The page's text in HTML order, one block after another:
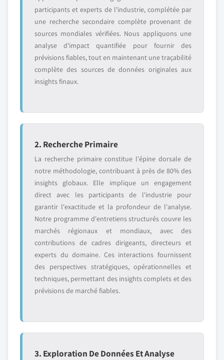
participants et experts de l'industrie, complétée par
une recherche secondaire complète provenant de
sources mondiales vérifiées. Nous appliquons une
analyse d'impact quantifiée pour fournir des
prévisions fiables, tout en maintenant une traçabilité
complète des sources de données originales aux
insights finaux.
2. Recherche Primaire
La recherche primaire constitue l'épine dorsale de
notre méthodologie, contribuant à près de 80% des
insights globaux. Elle implique un engagement
direct avec les participants de l'industrie pour
garantir l'exactitude et la profondeur de l'analyse.
Notre programme d'entretiens structurés couvre les
marchés régionaux et mondiaux, avec des
contributions de cadres dirigeants, directeurs et
experts du domaine. Ces interactions fournissent
des perspectives stratégiques, opérationnelles et
techniques, permettant des insights complets et des
prévisions de marché fiables.
3. Exploration De Données Et Analyse